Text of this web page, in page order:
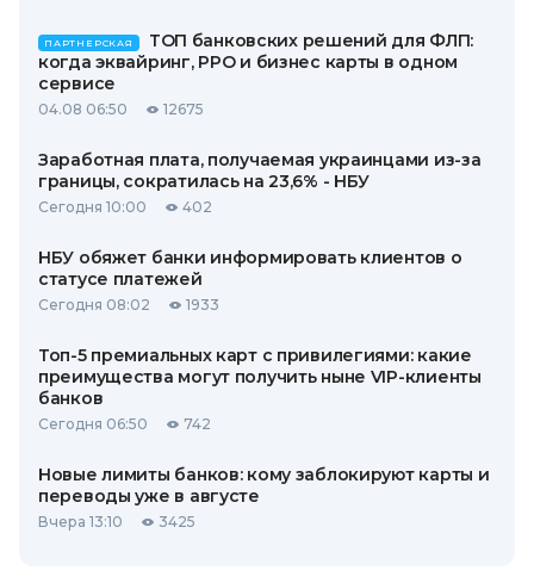
ПАРТНЕРСКАЯ
ТОП банковских решений для ФЛП:
когда эквайринг, РРО и бизнес карты в одном
сервисе
04.08 06:50 12675
Заработная плата, получаемая украинцами из-за
границы, сократилась на 23,6% - НБУ
Сегодня 10:00 402
НБУ обяжет банки информировать клиентов о
статусе платежей
Сегодня 08:02 1933
Топ-5 премиальных карт с привилегиями: какие
преимущества могут получить ныне VIP-клиенты
банков
Сегодня 06:50 742
Новые лимиты банков: кому заблокируют карты и
переводы уже в августе
Вчера 13:10 3425